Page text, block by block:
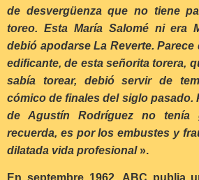
de desvergüenza que no tiene
toreo. Esta María Salomé ni era
debió apodarse La Reverte.
edificante, de esta señorita torera,
sabía torear, debió servir de
cómico de finales del siglo pasado.
de Agustín Rodríguez no
recuerda, es por los embustes y
dilatada vida profesional».